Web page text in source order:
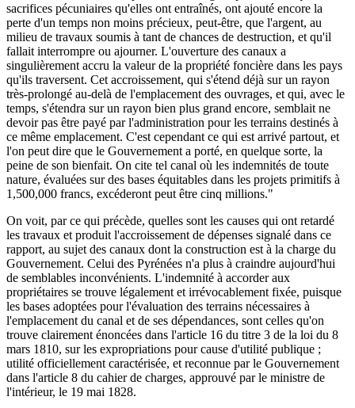
sacrifices pécuniaires qu'elles ont entraînés, ont ajouté encore la
perte d'un temps non moins précieux, peut-être, que l'argent, au
milieu de travaux soumis à tant de chances de destruction, et qu'il
fallait interrompre ou ajourner. L'ouverture des canaux a
singulièrement accru la valeur de la propriété foncière dans les pays
qu'ils traversent. Cet accroissement, qui s'étend déjà sur un rayon
très-prolongé au-delà de l'emplacement des ouvrages, et qui, avec le
temps, s'étendra sur un rayon bien plus grand encore, semblait ne
devoir pas être payé par l'administration pour les terrains destinés à
ce même emplacement. C'est cependant ce qui est arrivé partout, et
l'on peut dire que le Gouvernement a porté, en quelque sorte, la
peine de son bienfait. On cite tel canal où les indemnités de toute
nature, évaluées sur des bases équitables dans les projets primitifs à
1,500,000 francs, excéderont peut être cinq millions."
On voit, par ce qui précède, quelles sont les causes qui ont retardé
les travaux et produit l'accroissement de dépenses signalé dans ce
rapport, au sujet des canaux dont la construction est à la charge du
Gouvernement. Celui des Pyrénées n'a plus à craindre aujourd'hui
de semblables inconvénients. L'indemnité à accorder aux
propriétaires se trouve légalement et irrévocablement fixée, puisque
les bases adoptées pour l'évaluation des terrains nécessaires à
l'emplacement du canal et de ses dépendances, sont celles qu'on
trouve clairement énoncées dans l'article 16 du titre 3 de la loi du 8
mars 1810, sur les expropriations pour cause d'utilité publique ;
utilité officiellement caractérisée, et reconnue par le Gouvernement
dans l'article 8 du cahier de charges, approuvé par le ministre de
l'intérieur, le 19 mai 1828.